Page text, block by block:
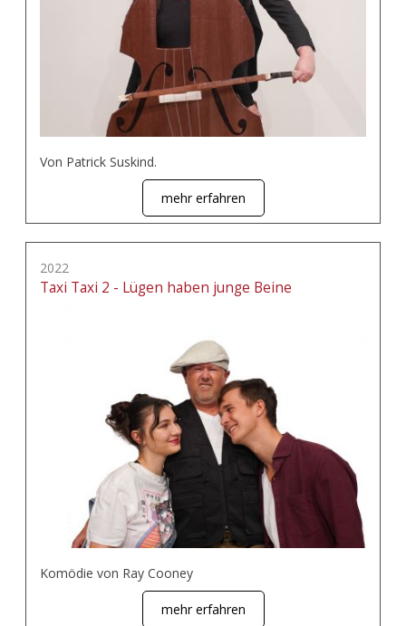
Von Patrick Suskind.
mehr erfahren
2022
Taxi Taxi 2 - Lügen haben junge Beine
Komödie von Ray Cooney
mehr erfahren